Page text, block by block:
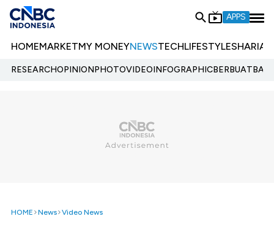
APPS
HOMEMARKETMY MONEYNEWSTECHLIFESTYLESHARIA
RESEARCHOPINIONPHOTOVIDEOINFOGRAPHIC
HOME News Video News